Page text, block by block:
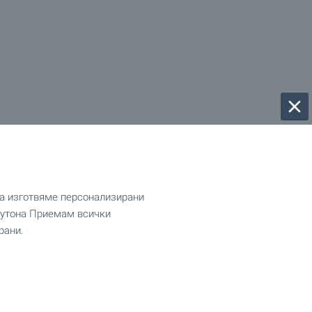
изготвяме персонализирани
Приемам всички